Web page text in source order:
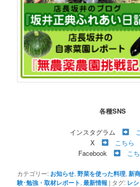
各種SNS
インスタグラム
X
こちら
Facebook
こ
カテゴリー: お知らせ,野菜を使った料理,新
験･勉強・取材レポート,最新情報 | タグ: レ